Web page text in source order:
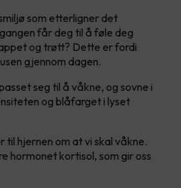
som etterligner det
får deg til å føle deg
og trøtt? Dette er fordi
gjennom dagen.
seg til å våkne, og sovne i
og blåfarget i lyset
til hjernen om at vi skal våkne.
hormonet kortisol, som gir oss